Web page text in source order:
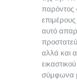
επιμέρους
αυτό
αλλά και
σύμφωνα